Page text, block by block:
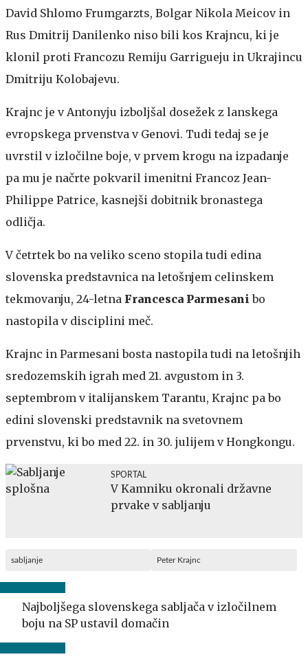
David Shlomo Frumgarzts, Bolgar Nikola Meicov in
Rus Dmitrij Danilenko niso bili kos Krajncu, ki je
klonil proti Francozu Remiju Garrigueju in Ukrajincu
Dmitriju Kolobajevu.
Krajnc je v Antonyju izboljšal dosežek z lanskega
evropskega prvenstva v Genovi. Tudi tedaj se je
uvrstil v izločilne boje, v prvem krogu na izpadanje
pa mu je načrte pokvaril imenitni Francoz Jean-
Philippe Patrice, kasnejši dobitnik bronastega
odličja.
V četrtek bo na veliko sceno stopila tudi edina
slovenska predstavnica na letošnjem celinskem
tekmovanju, 24-letna Francesca Parmesanibo
nastopila v disciplini meč.
Krajnc in Parmesani bosta nastopila tudi na letošnjih
sredozemskih igrah med 21. avgustom in 3.
septembrom v italijanskem Tarantu, Krajnc pa bo
edini slovenski predstavnik na svetovnem
prvenstvu, ki bo med 22. in 30. julijem v Hongkongu.
SPORTAL
V Kamniku okronali državne
prvake v sabljanju
sabljanje Peter Krajnc
Najboljšega slovenskega sabljača v izločilnem
boju na SP ustavil domačin